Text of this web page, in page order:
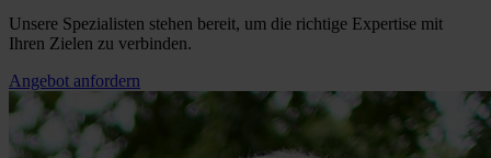
Unsere Spezialisten stehen bereit, um die richtige Expertise mit
Ihren Zielen zu verbinden.
Angebot anfordern